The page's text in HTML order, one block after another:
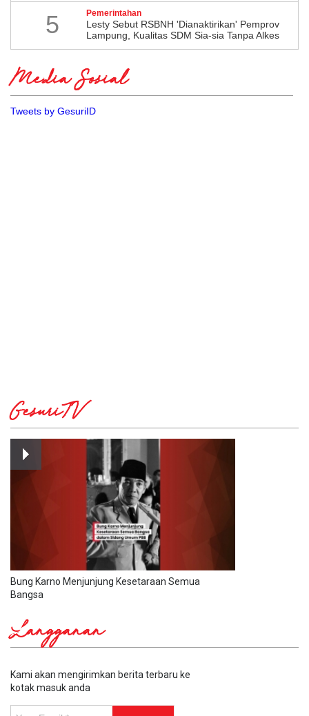
5 Pemerintahan
Lesty Sebut RSBNH 'Dianaktirikan' Pemprov
Lampung, Kualitas SDM Sia-sia Tanpa Alkes
Media Sosial
Tweets by GesuriID
GesuriTV
Bung Karno Menjunjung Kesetaraan Semua
Bangsa
Langganan
Kami akan mengirimkan berita terbaru ke
kotak masuk anda